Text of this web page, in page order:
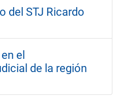
del STJ Ricardo
el
de la región